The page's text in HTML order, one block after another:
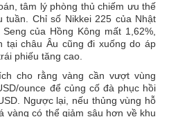
tâm lý phòng thủ chiếm ưu thế
tuần. Chỉ số Nikkei 225 của Nhật
của Hồng Kông mất 1,62%,
tại châu Âu cũng đi xuống do áp
phiếu tăng cao.
cho rằng vàng cần vượt vùng
ounce để củng cố đà phục hồi
Ngược lại, nếu thủng vùng hỗ
vàng có thể giảm sâu hơn về khu